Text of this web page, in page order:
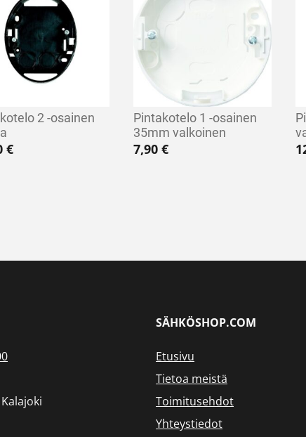
2 -osainen
€
Pintakotelo 1 -osainen
35mm valkoinen
7,90€
SÄHKÖSHOP.COM
Etusivu
Tietoa meistä
Toimitusehdot
Yhteystiedot